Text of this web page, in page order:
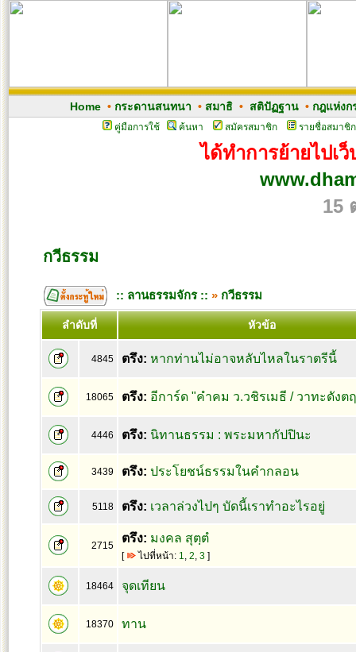
Home• กระดานสนทนา • สมาธิ• สติปัฏฐาน• กฎแห่งก
คู่มือการใช้ ค้นหา สมัครสมาชิก รายชื่อสมาชิก
ได้ทำการย้ายไปเ
15
กวีธรรม
:: ลานธรรมจักร :: » กวีธรรม
ลำดับที่ หัวข้อ
4845 ตรึง: หากท่านไม่อาจหลับไหลในราตรีนี้
18065 ตรึง: อีการ์ด "คำคม ว.วชิรเมธี / วาทะดังต
4446 ตรึง: นิทานธรรม : พระมหากัปปินะ
3439 ตรึง: ประโยชน์ธรรมในคำกลอน
5118 ตรึง: เวลาล่วงไปๆ บัดนี้เราทำอะไรอยู่
2715
ตรึง: มงคล สุตฺตํ
[ ไปที่หน้า: 1, 2, 3]
18464 จุดเทียน
18370 ทาน